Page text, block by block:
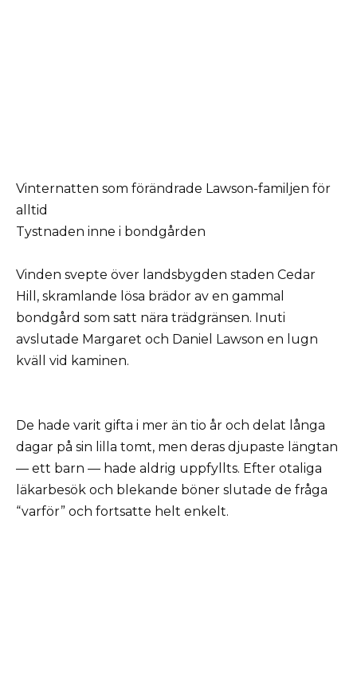
Vinternatten som förändrade Lawson-familjen för
alltid
Tystnaden inne i bondgården
Vinden svepte över landsbygden staden Cedar
Hill, skramlande lösa brädor av en gammal
bondgård som satt nära trädgränsen. Inuti
avslutade Margaret och Daniel Lawson en lugn
kväll vid kaminen.
De hade varit gifta i mer än tio år och delat långa
dagar på sin lilla tomt, men deras djupaste längtan
— ett barn — hade aldrig uppfyllts. Efter otaliga
läkarbesök och blekande böner slutade de fråga
“varför” och fortsatte helt enkelt.